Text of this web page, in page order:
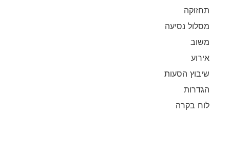
תחזוקה
מסלול נסיעה
משוב
אירוע
שיבוץ הסעות
הגדרות
לוח בקרה